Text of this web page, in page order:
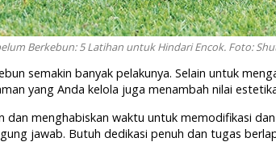
Berkebun: 5 Latihan untuk Hindari Encok. Foto:
semakin banyak pelakunya. Selain untuk
yang Anda kelola juga menambah nilai
dan menghabiskan waktu untuk memodifikasi
jawab. Butuh dedikasi penuh dan tugas